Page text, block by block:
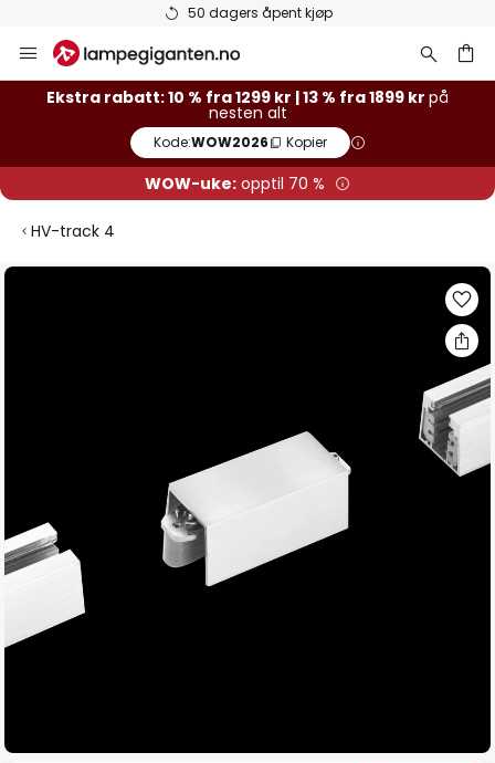
50 dagers åpent kjøp
Hopp
til
innhold
Ekstra rabatt: 10 % fra 1299 kr | 13 % fra 1899 kr på
nesten alt
Kode:WOW2026 Kopier
WOW-uke: opptil 70 %
HV-track 4
Gå